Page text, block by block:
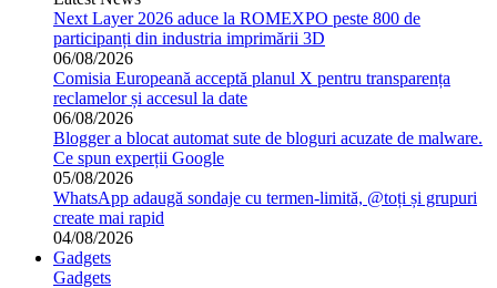
Next Layer 2026 aduce la ROMEXPO peste 800 de
participanți din industria imprimării 3D
06/08/2026
Comisia Europeană acceptă planul X pentru transparența
reclamelor și accesul la date
06/08/2026
Blogger a blocat automat sute de bloguri acuzate de malware.
Ce spun experții Google
05/08/2026
WhatsApp adaugă sondaje cu termen-limită, @toți și grupuri
create mai rapid
04/08/2026
Gadgets
Gadgets